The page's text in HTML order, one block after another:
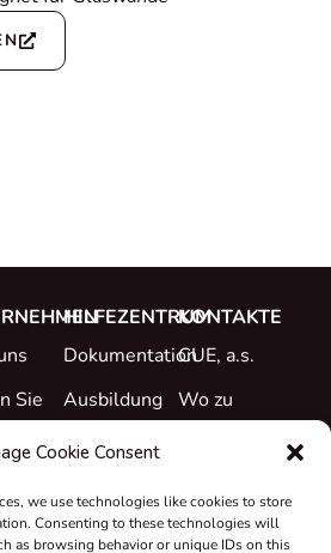
Cookie Consent
we use technologies like cookies to store
Consenting to these technologies will
as browsing behavior or unique IDs on this
Sie
&
HILFEZENTRUM
Dokumentation
Ausbildung
Support
KONTAKTE
CUE, a.s.
Wo zu
kaufen